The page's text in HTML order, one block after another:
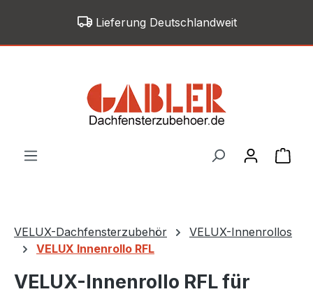
Zum Hauptinhalt springenLieferung Deutschlandweit
VELUX-Dachfensterzubehör
VELUX-Innenrollos
VELUX Innenrollo RFL
VELUX-Innenrollo RFL für